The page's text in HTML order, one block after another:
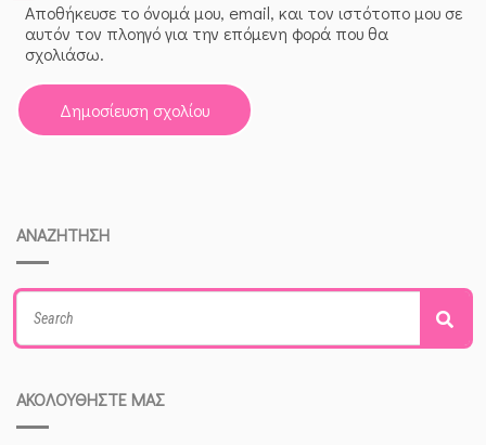
Αποθήκευσε το όνομά μου, email, και τον ιστότοπο μου σε
αυτόν τον πλοηγό για την επόμενη φορά που θα
σχολιάσω.
ΑΝΑΖΗΤΗΣΗ
Search
for:
ΑΚΟΛΟΥΘΗΣΤΕ ΜΑΣ